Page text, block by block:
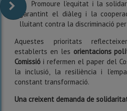
Promoure l’equitat i la
garantint el diàleg i la
lluitant contra la discriminació per
Aquestes prioritats
establerts en les orientacions
Comissió i refermen el paper del
la inclusió, la resiliència i
constant transformació.
Una creixent demanda de